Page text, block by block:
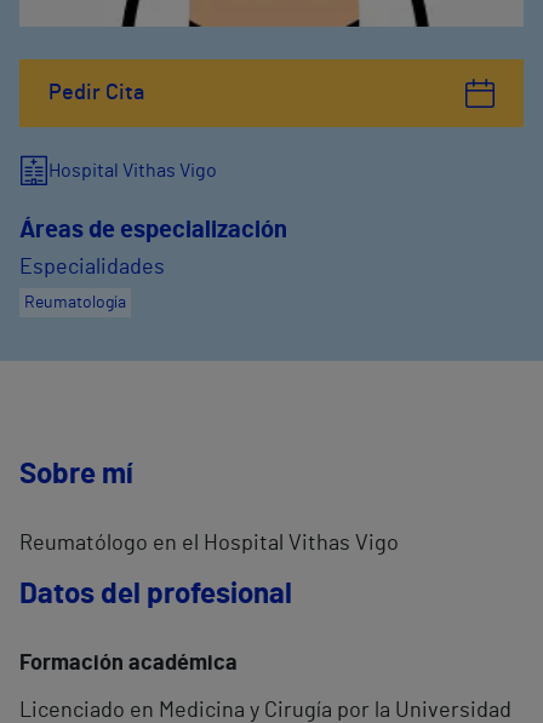
Pedir Cita
Hospital Vithas Vigo
Áreas de especialización
Especialidades
Reumatología
Sobre mí
Reumatólogo en el Hospital Vithas Vigo
Datos del profesional
Formación académica
Licenciado en Medicina y Cirugía por la Universidad